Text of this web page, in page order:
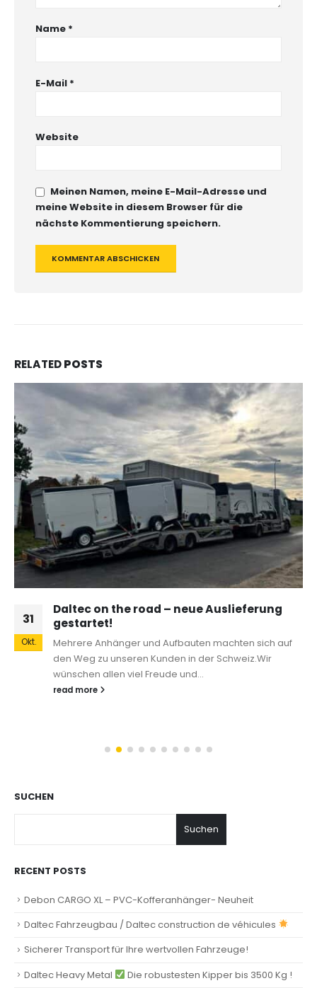
Name *
E-Mail *
Website
Meinen Namen, meine E-Mail-Adresse und
meine Website in diesem Browser für die
nächste Kommentierung speichern.
RELATEDPOSTS
31
Okt.
Daltec on the road – neue Auslieferung
gestartet!
Mehrere Anhänger und Aufbauten machten sich auf
den Weg zu unseren Kunden in der Schweiz.Wir
wünschen allen viel Freude und...
read more
SUCHEN
Suchen
RECENT POSTS
Debon CARGO XL – PVC-Kofferanhänger- Neuheit
Daltec Fahrzeugbau / Daltec construction de véhicules
Sicherer Transport für Ihre wertvollen Fahrzeuge!
Daltec Heavy Metal
Die robustesten Kipper bis 3500 Kg !